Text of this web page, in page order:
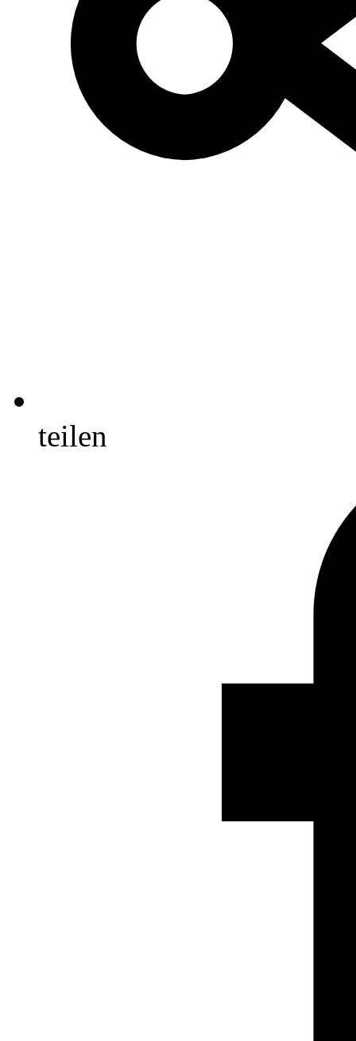
teilen